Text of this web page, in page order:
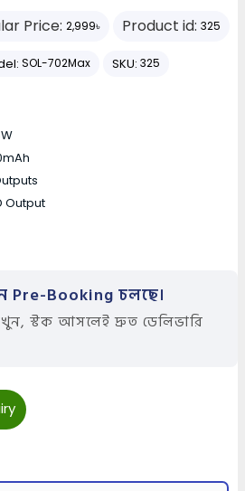
Pre-Booking চলছে।
স্টক আসলেই দ্রুত ডেলিভারি
Price: 2,999৳ Product id: 325
SOL-702Max SKU: 325
Output